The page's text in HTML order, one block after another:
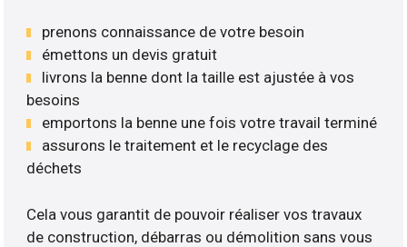
prenons connaissance de votre besoin
émettons un devis gratuit
livrons la benne dont la taille est ajustée à vos
besoins
emportons la benne une fois votre travail terminé
assurons le traitement et le recyclage des
déchets
Cela vous garantit de pouvoir réaliser vos travaux
de construction, débarras ou démolition sans vous